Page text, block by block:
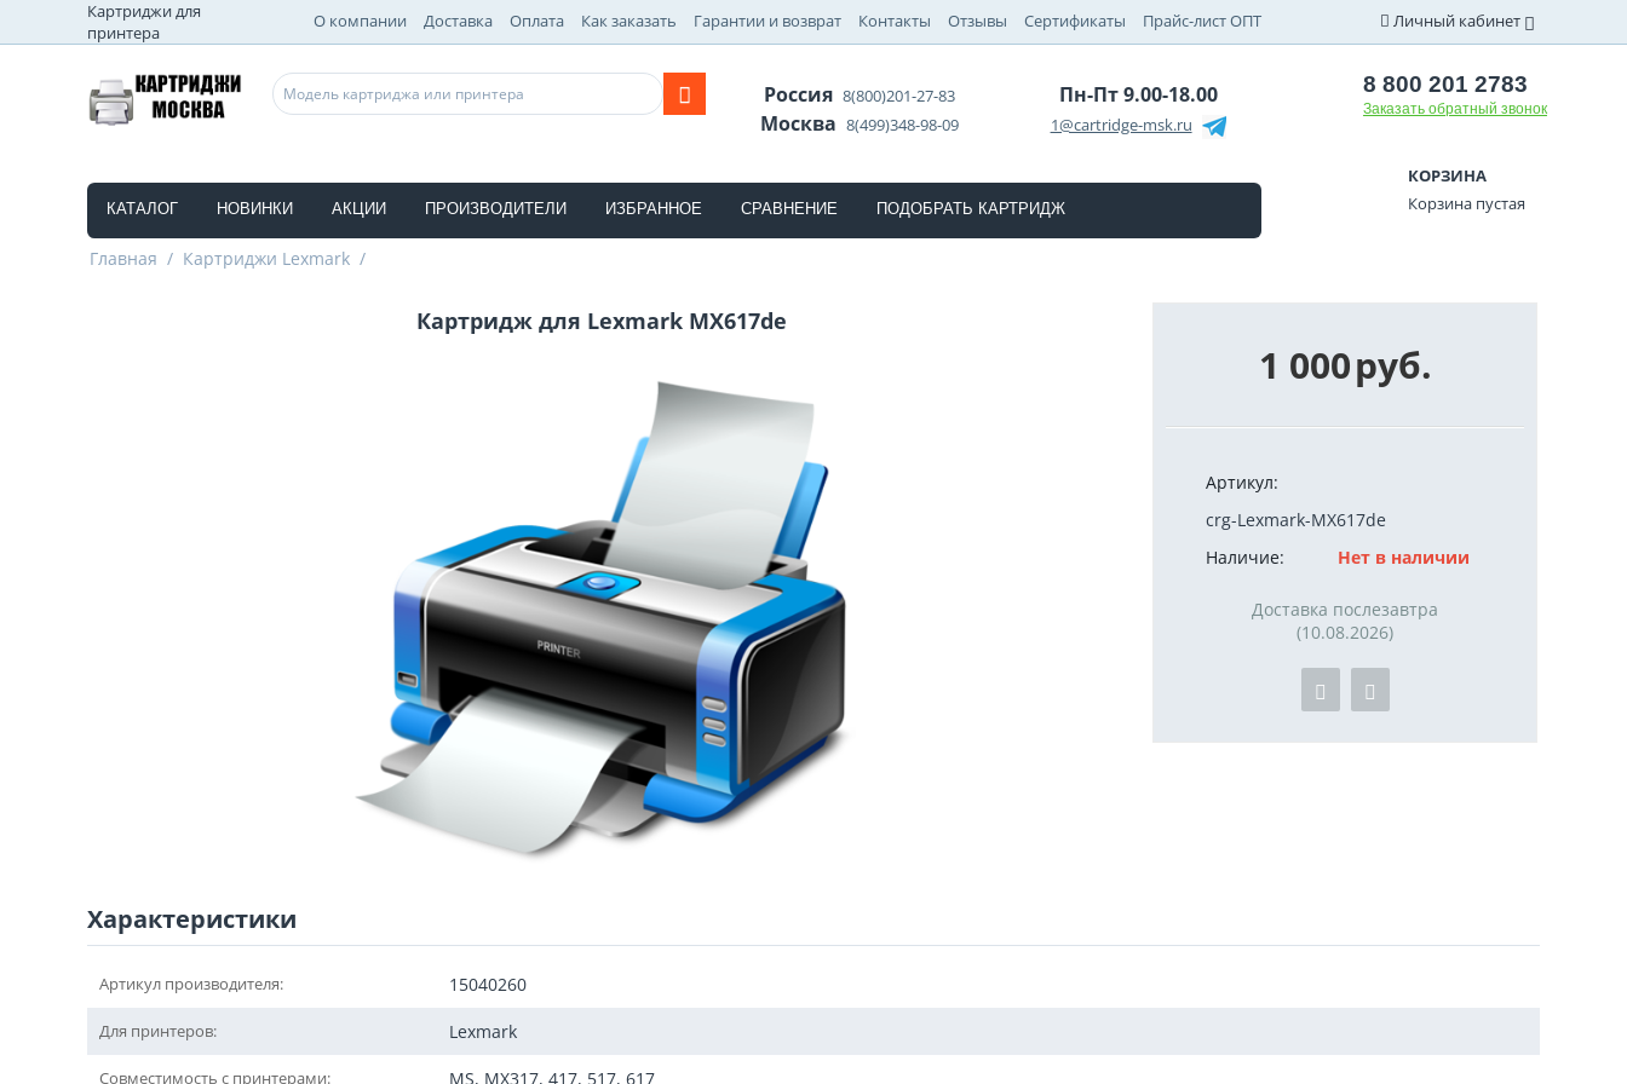
Картриджи для
принтера
О компании Доставка Оплата Как заказать Гарантии и возврат Контакты Отзывы Сертификаты Прайс-лист ОПТ Личный кабинет
Россия8(800)201-27-83
Москва8(499)348-98-09
Пн-Пт 9.00-18.00
1@cartridge-msk.ru
8 800 201 2783
Заказать обратный звонок
КАТАЛОГ НОВИНКИ АКЦИИ ПРОИЗВОДИТЕЛИ ИЗБРАННОЕ СРАВНЕНИЕ ПОДОБРАТЬ КАРТРИДЖ
КОРЗИНА
Корзина пустая
Главная / Картриджи Lexmark /
Картридж для Lexmark MX617de
1 000руб.
Артикул:
crg-Lexmark-MX617de
Наличие:
Нет в наличии
Доставка послезавтра
(10.08.2026)
Характеристики
Артикул производителя: 15040260
Для принтеров: Lexmark
Совместимость с принтерами: MS, MX317, 417, 517, 617